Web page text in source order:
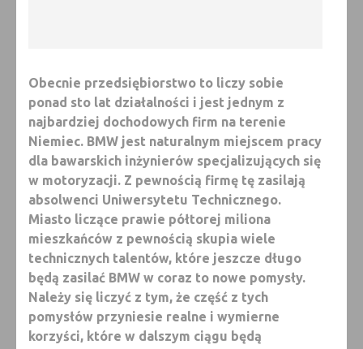
Obecnie przedsiębiorstwo to liczy sobie
ponad sto lat działalności i jest jednym z
najbardziej dochodowych firm na terenie
Niemiec. BMW jest naturalnym miejscem pracy
dla bawarskich inżynierów specjalizujących się
w motoryzacji. Z pewnością firmę tę zasilają
absolwenci Uniwersytetu Technicznego.
Miasto liczące prawie półtorej miliona
mieszkańców z pewnością skupia wiele
technicznych talentów, które jeszcze długo
będą zasilać BMW w coraz to nowe pomysły.
Należy się liczyć z tym, że część z tych
pomysłów przyniesie realne i wymierne
korzyści, które w dalszym ciągu będą